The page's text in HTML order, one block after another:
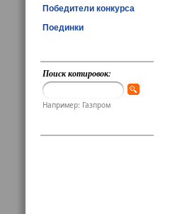
Победители конкурса
Поединки
Поиск котировок:
Например: Газпром